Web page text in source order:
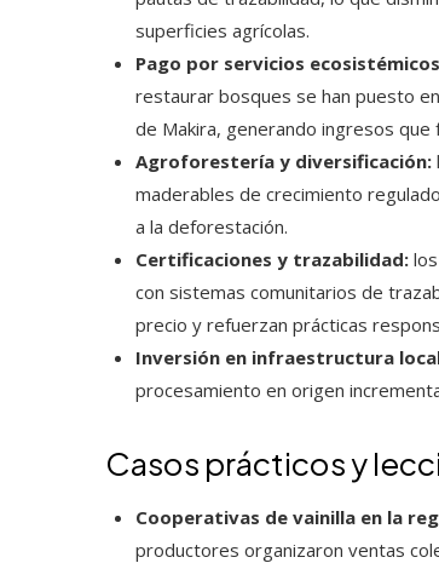
superficies agrícolas.
Pago por servicios ecosistémicos
restaurar bosques se han puesto
de Makira, generando ingresos
Agroforestería y diversificación:
maderables de crecimiento
a la deforestación.
Certificaciones y trazabilidad:
con sistemas comunitarios de
precio y refuerzan prácticas
Inversión en infraestructura
procesamiento en origen
Casos prácticos y
Cooperativas de vainilla en la
productores organizaron ventas